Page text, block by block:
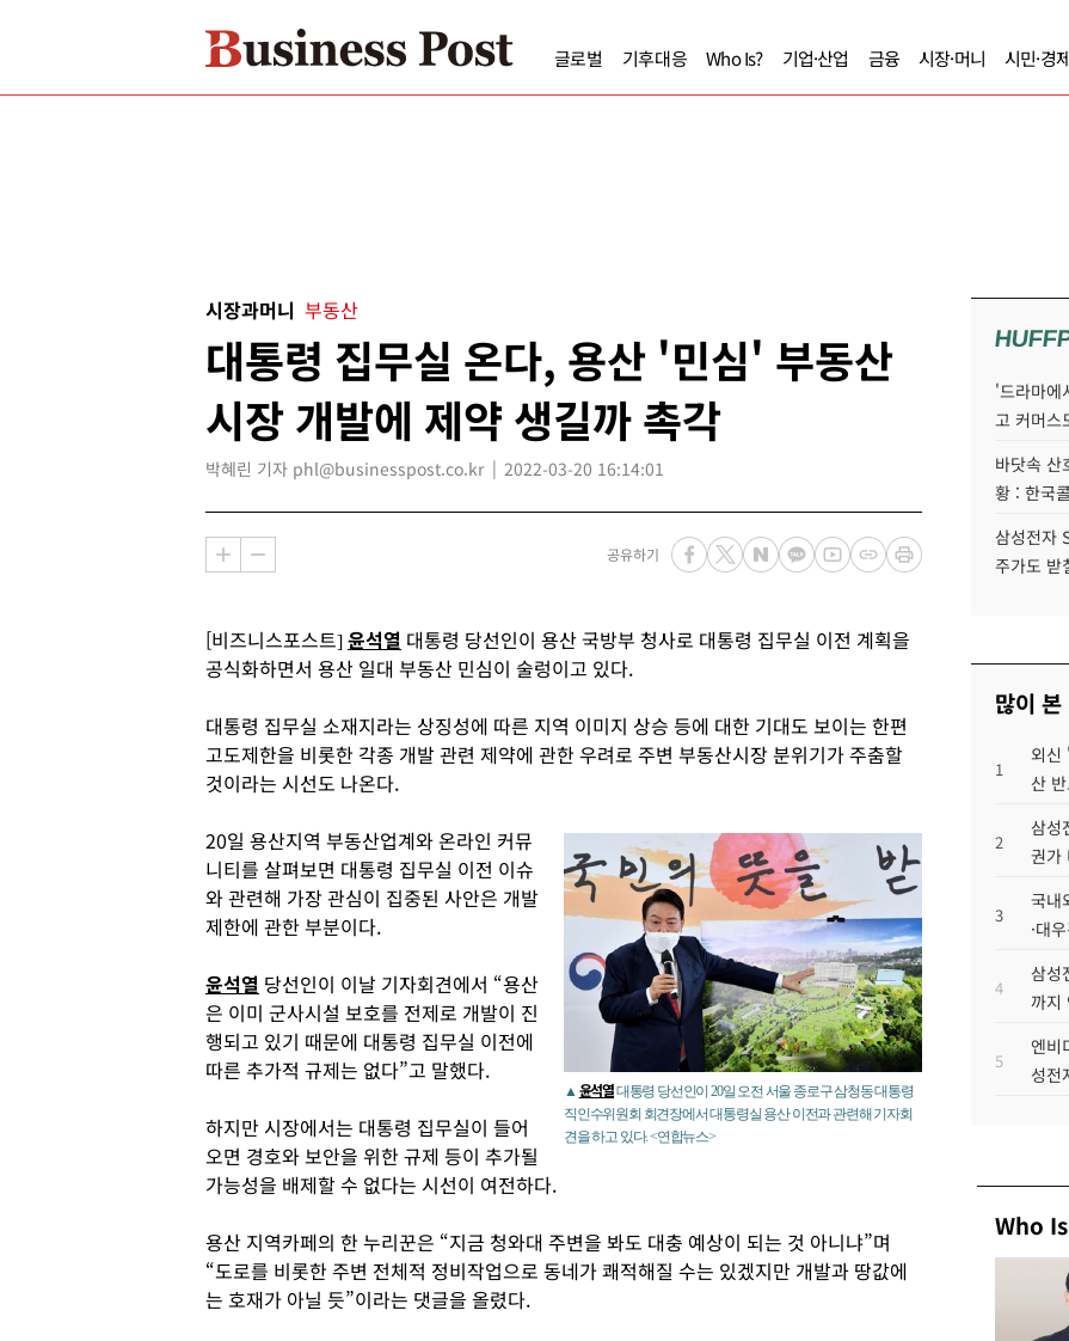
글로벌 기후대응 Who Is? 기업·산업 금융 시장·머니 시민·경
시장과머니 부동산
대통령 집무실 온다, 용산 '민심' 부동산
시장 개발에 제약 생길까 촉각
박혜린 기자 phl@businesspost.co.kr 2022-03-20 16:14:01
공유하기
[비즈니스포스트]윤석열 대통령 당선인이 용산 국방부 청사로 대통령 집무실 이전 계획을
공식화하면서 용산 일대 부동산 민심이 술렁이고 있다.
대통령 집무실 소재지라는 상징성에 따른 지역 이미지 상승 등에 대한 기대도 보이는 한편
고도제한을 비롯한 각종 개발 관련 제약에 관한 우려로 주변 부동산시장 분위기가 주춤할
것이라는 시선도 나온다.
▲ 윤석열대통령 당선인이 20일 오전 서울 종로구 삼청동 대통령
직인수위원회 회견장에서 대통령실 용산 이전과 관련해 기자회
견을 하고 있다. <연합뉴스>
20일 용산지역 부동산업계와 온라인 커뮤
니티를 살펴보면 대통령 집무실 이전 이슈
와 관련해 가장 관심이 집중된 사안은 개발
제한에 관한 부분이다.
윤석열 당선인이 이날 기자회견에서 “용산
은 이미 군사시설 보호를 전제로 개발이 진
행되고 있기 때문에 대통령 집무실 이전에
따른 추가적 규제는 없다”고 말했다.
하지만 시장에서는 대통령 집무실이 들어
오면 경호와 보안을 위한 규제 등이 추가될
가능성을 배제할 수 없다는 시선이 여전하다.
용산 지역카페의 한 누리꾼은 “지금 청와대 주변을 봐도 대충 예상이 되는 것 아니냐”며
“도로를 비롯한 주변 전체적 정비작업으로 동네가 쾌적해질 수는 있겠지만 개발과 땅값에
는 호재가 아닐 듯”이라는 댓글을 올렸다.
'드라마에
고 커머스
바닷속 산
황 : 한국
삼성전자
주가도 받
많이 본
1
외신
산
2
삼성
권가
3
국내
·대
4
삼성
까지
5
엔비
성전
Who